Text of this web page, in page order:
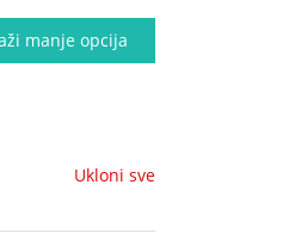
manje opcija
Ukloni sve